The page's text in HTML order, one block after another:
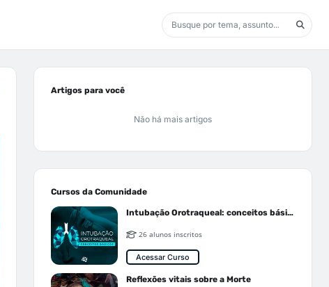
Artigos para você
Não há mais artigos
Cursos da Comunidade
Intubação Orotraqueal: conceitos básicos
26 alunos inscritos
Acessar Curso
Reflexões vitais sobre a Morte